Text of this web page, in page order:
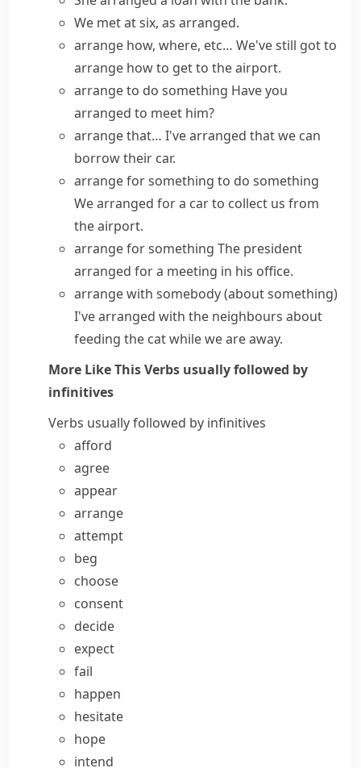
We met at six, as arranged.
arrange how, where, etc… We've still got to
arrange how to get to the airport.
arrange to do something Have you
arranged to meet him?
arrange that… I've arranged that we can
borrow their car.
arrange for something to do something
We arranged for a car to collect us from
the airport.
arrange for something The president
arranged for a meeting in his office.
arrange with somebody (about something)
I've arranged with the neighbours about
feeding the cat while we are away.
More Like ThisVerbs usually followed by
infinitives
Verbs usually followed by infinitives
afford
agree
appear
arrange
attempt
beg
choose
consent
decide
expect
fail
happen
hesitate
hope
intend